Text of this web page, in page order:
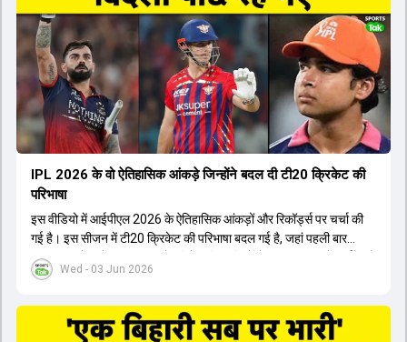
अब टीम के युवा खिलाड़ियों के साथ ज्यादा जुड़े हुए नजर आते हैं। कप्तान Rajat
Patidar के नेतृत्व में टीम का कम्युनिकेशन बहुत स्पष्ट रहा है। एनालिस्ट से लेकर
मैनेजमेंट तक, सभी एक ही पेज पर रहते हैं, जिससे मैदान पर कोई कंफ्यूजन नहीं
होता। यही कारण है कि RCB ने लगातार सफलता हासिल की है।
Wed - 03 Jun 2026
IPL 2026 के वो ऐतिहासिक आंकड़े जिन्होंने बदल दी टी20 क्रिकेट की
परिभाषा
इस वीडियो में आईपीएल 2026 के ऐतिहासिक आंकड़ों और रिकॉर्ड्स पर चर्चा की
गई है। इस सीजन में टी20 क्रिकेट की परिभाषा बदल गई है, जहां पहली बार
भारतीय बल्लेबाजों का स्ट्राइक रेट विदेशी खिलाड़ियों से ज्यादा रहा। पूरे टूर्नामेंट में
1426 छक्के लगे और 65 बार टीमों ने 200 से ज्यादा का स्कोर बनाया, जो एक
स्ट्राइक रेट के साथ मोस्ट वैल्युएबल प्लेयर का खिताब जीता। इसके अलावा पंजाब
और बेंगलुरु के प्रदर्शन के साथ-साथ लक्ष्य का पीछा करने वाली टीमों की सफलता